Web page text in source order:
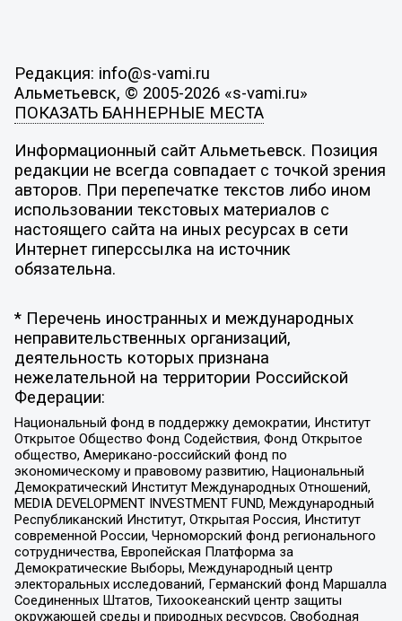
Редакция: info@s-vami.ru
Альметьевск, © 2005-2026 «s-vami.ru»
ПОКАЗАТЬ БАННЕРНЫЕ МЕСТА
Информационный сайт Альметьевск. Позиция
редакции не всегда совпадает с точкой зрения
авторов. При перепечатке текстов либо ином
использовании текстовых материалов с
настоящего сайта на иных ресурсах в сети
Интернет гиперссылка на источник
обязательна.
* Перечень иностранных и международных
неправительственных организаций,
деятельность которых признана
нежелательной на территории Российской
Федерации:
Национальный фонд в поддержку демократии, Институт
Открытое Общество Фонд Содействия, Фонд Открытое
общество, Американо-российский фонд по
экономическому и правовому развитию, Национальный
Демократический Институт Международных Отношений,
MEDIA DEVELOPMENT INVESTMENT FUND, Международный
Республиканский Институт, Открытая Россия, Институт
современной России, Черноморский фонд регионального
сотрудничества, Европейская Платформа за
Демократические Выборы, Международный центр
электоральных исследований, Германский фонд Маршалла
Соединенных Штатов, Тихоокеанский центр защиты
окружающей среды и природных ресурсов, Свободная